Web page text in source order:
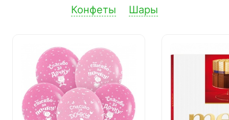
Конфеты Шары